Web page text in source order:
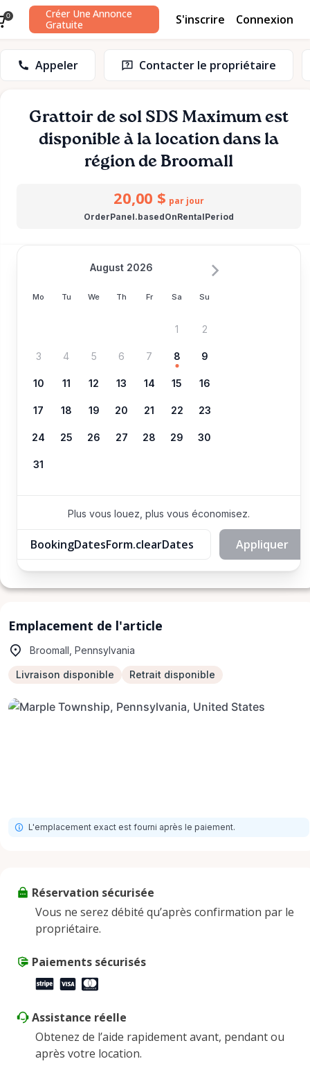
0
Créer Une Annonce
Gratuite
S'inscrire Connexion
Appeler Contacter le propriétaire
Grattoir de sol SDS Maximum est
disponible à la location dans la
région de Broomall
20,00 $ par jour
OrderPanel.basedOnRentalPeriod
Mo Tu We Th Fr Sa Su
August 2026
1 2
3 4 5 6 7 8 9
10 11 12 13 14 15 16
17 18 19 20 21 22 23
24 25 26 27 28 29 30
31
Plus vous louez, plus vous économisez.
BookingDatesForm.clearDates Appliquer
Emplacement de l'article
Broomall, Pennsylvania
Livraison disponible Retrait disponible
L'emplacement exact est fourni après le paiement.
Réservation sécurisée
Vous ne serez débité qu’après confirmation par le
propriétaire.
Paiements sécurisés
Assistance réelle
Obtenez de l’aide rapidement avant, pendant ou
après votre location.